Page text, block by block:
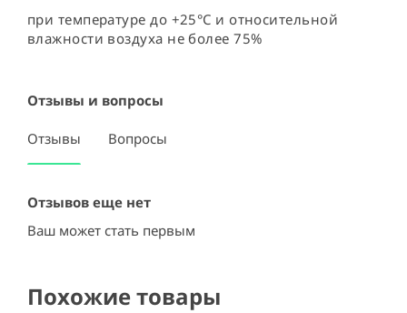
при температуре до +25°C и относительной
влажности воздуха не более 75%
Отзывы и вопросы
Отзывы Вопросы
Отзывов еще нет
Ваш может стать первым
Похожие товары